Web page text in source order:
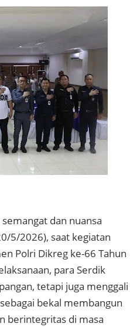
dan nuansa
5/2026), saat kegiatan
Polri Dikreg ke-66 Tahun
para Serdik
tetapi juga menggali
bekal membangun
berintegritas di masa